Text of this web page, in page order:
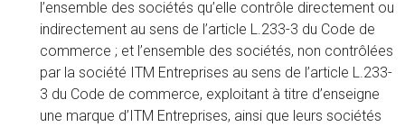
l’ensemble des sociétés qu’elle contrôle directement ou
indirectement au sens de l’article L.233-3 du Code de
commerce ; et l’ensemble des sociétés, non contrôlées
par la société ITM Entreprises au sens de l’article L.233-
3 du Code de commerce, exploitant à titre d’enseigne
une marque d’ITM Entreprises, ainsi que leurs sociétés